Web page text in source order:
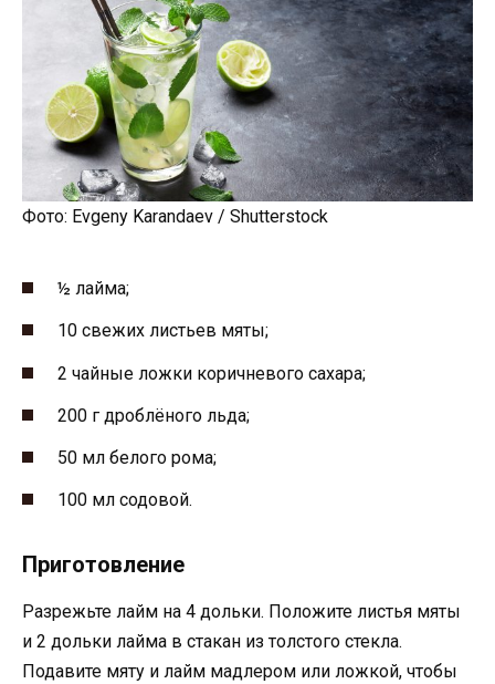
Фото: Evgeny Karandaev / Shutterstock
½ лайма;
10 свежих листьев мяты;
2 чайные ложки коричневого сахара;
200 г дроблёного льда;
50 мл белого рома;
100 мл содовой.
Приготовление
Разрежьте лайм на 4 дольки. Положите листья мяты
и 2 дольки лайма в стакан из толстого стекла.
Подавите мяту и лайм мадлером или ложкой, чтобы